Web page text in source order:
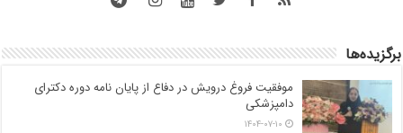
برگزیده‌ها
موفقیت فروغ درویش در دفاع از پایان نامه دوره دکترای
دامپزشکی
۱۴۰۴-۰۷-۱۰